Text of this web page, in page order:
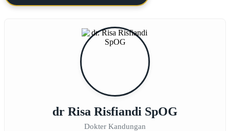
dr Risa Risfiandi SpOG
Dokter Kandungan